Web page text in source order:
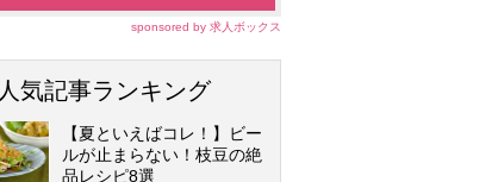
sponsored by 求人ボックス
人気記事ランキング
【夏といえばコレ！】ビー
ルが止まらない！枝豆の絶
品レシピ8選